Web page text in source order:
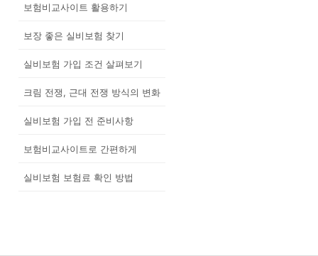
보험비교사이트 활용하기
보장 좋은 실비보험 찾기
실비보험 가입 조건 살펴보기
크림 전쟁, 근대 전쟁 방식의 변화
실비보험 가입 전 준비사항
보험비교사이트로 간편하게
실비보험 보험료 확인 방법